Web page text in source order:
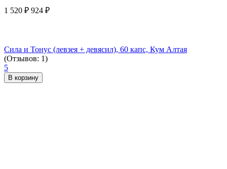
1 520 ₽ 924 ₽
Сила и Тонус (левзея + девясил), 60 капс, Кум Алтая
(Отзывов: 1)
5
В корзину